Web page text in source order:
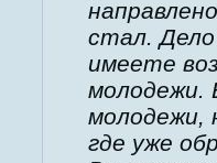
стал.
имеете
молодежи.
молодежи,
где уже